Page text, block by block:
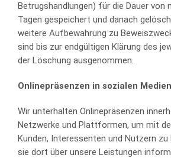
Betrugshandlungen) für die Dauer von
Tagen gespeichert und danach
weitere Aufbewahrung zu
sind bis zur endgültigen Klärung des
der Löschung ausgenommen.
Onlinepräsenzen in sozialen Medien
Wir unterhalten Onlinepräsenzen
Netzwerke und Plattformen, um mit
Kunden, Interessenten und Nutzern zu
sie dort über unsere Leistungen